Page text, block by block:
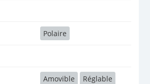
Polaire
Amovible Réglable